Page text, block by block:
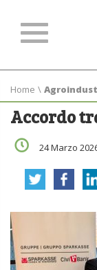
Home \
Accordo
24 Marzo